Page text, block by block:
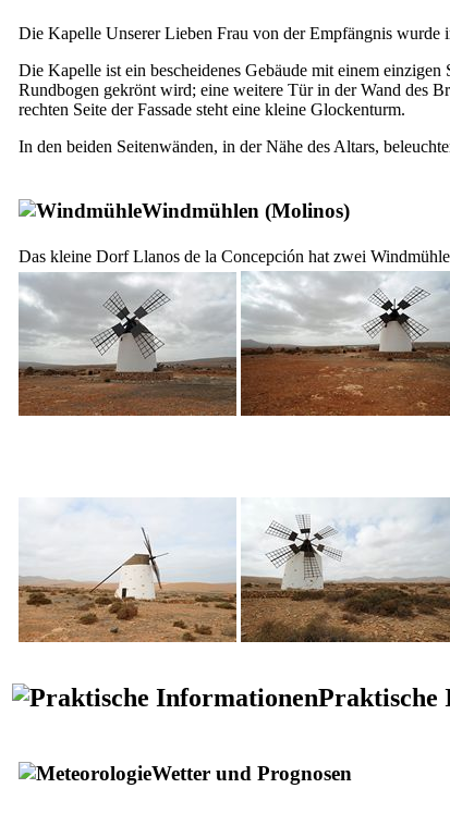
Die Kapelle Unserer Lieben Frau von der Empfängnis wurde
Die Kapelle ist ein bescheidenes Gebäude mit einem
Rundbogen gekrönt wird; eine weitere Tür in der Wand des
rechten Seite der Fassade steht eine kleine Glockenturm.
In den beiden Seitenwänden, in der Nähe des Altars,
Windmühlen (Molinos)
Das kleine DorfLlanos de la Concepción hat zwei
Praktische
Wetter und Prognosen